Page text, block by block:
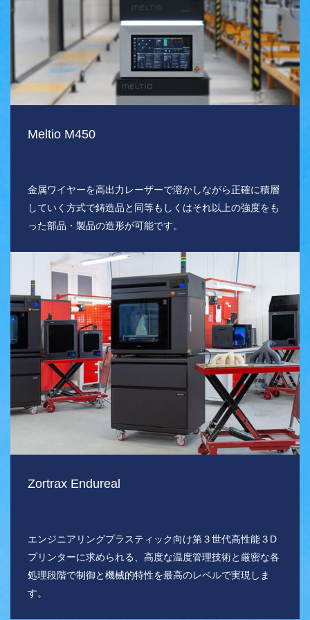
Meltio M450
金属ワイヤーを高出力レーザーで溶かしながら正確に積層
していく方式で鋳造品と同等もしくはそれ以上の強度をも
った部品・製品の造形が可能です。
Zortrax Endureal
エンジニアリングプラスティック向け第３世代高性能３D
プリンターに求められる、高度な温度管理技術と厳密な各
処理段階で制御と機械的特性を最高のレベルで実現しま
す。